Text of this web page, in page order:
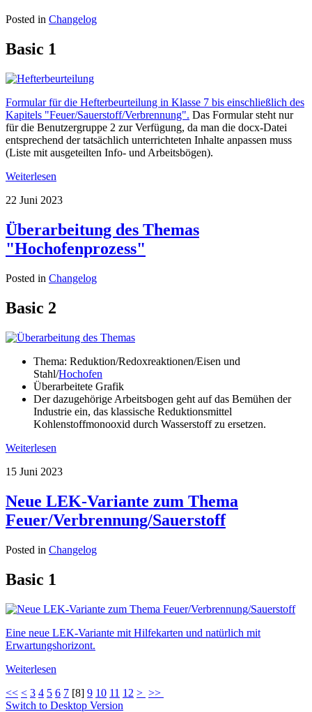
Posted in Changelog
Basic 1
Formular für die Hefterbeurteilung in Klasse 7 bis einschließlich des
Kapitels "Feuer/Sauerstoff/Verbrennung". Das Formular steht nur
für die Benutzergruppe 2 zur Verfügung, da man die docx-Datei
entsprechend der tatsächlich unterrichteten Inhalte anpassen muss
(Liste mit ausgeteilten Info- und Arbeitsbögen).
Weiterlesen
22 Juni 2023
Überarbeitung des Themas
"Hochofenprozess"
Posted in Changelog
Basic 2
Thema: Reduktion/Redoxreaktionen/Eisen und
Stahl/Hochofen
Überarbeitete Grafik
Der dazugehörige Arbeitsbogen geht auf das Bemühen der
Industrie ein, das klassische Reduktionsmittel
Kohlenstoffmonooxid durch Wasserstoff zu ersetzen.
Weiterlesen
15 Juni 2023
Neue LEK-Variante zum Thema
Feuer/Verbrennung/Sauerstoff
Posted in Changelog
Basic 1
Eine neue LEK-Variante mit Hilfekarten und natürlich mit
Erwartungshorizont.
Weiterlesen
<< < 3 4 5 6 7 [8] 9 10 11 12 > >>
Switch to Desktop Version